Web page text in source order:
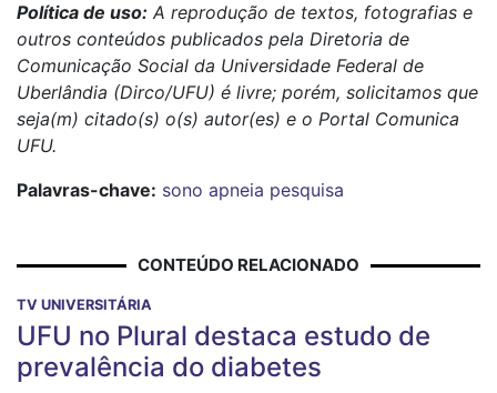
Política de uso: A reprodução de textos, fotografias e
outros conteúdos publicados pela Diretoria de
Comunicação Social da Universidade Federal de
Uberlândia (Dirco/UFU) é livre; porém, solicitamos que
seja(m) citado(s) o(s) autor(es) e o Portal Comunica
UFU.
Palavras-chave: sono apneia pesquisa
CONTEÚDO RELACIONADO
TV UNIVERSITÁRIA
UFU no Plural destaca estudo de
prevalência do diabetes